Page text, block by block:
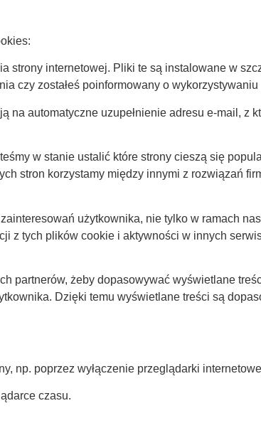
strony internetowej. Pliki te są instalowane w
czy zostałeś poinformowany o
automatyczne uzupełnienie adresu e-mail, z
w stanie ustalić które strony cieszą się
stron korzystamy między innymi z rozwiązań
użytkownika, nie tylko w ramach
z tych plików cookie i aktywności w innych
partnerów, żeby dopasowywać wyświetlane
Dzięki temu wyświetlane treści są
np. poprzez wyłączenie przeglądarki
czasu.